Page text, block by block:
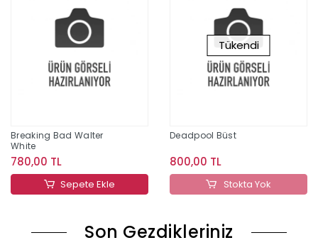
Breaking Bad Walter
White
780,00 TL
Sepete Ekle
Tükendi
Deadpool Büst
800,00 TL
Stokta Yok
Son Gezdikleriniz